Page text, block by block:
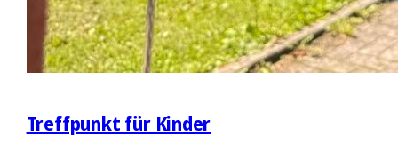
Treffpunkt für Kinder